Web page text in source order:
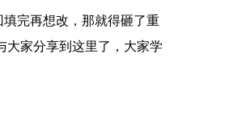
完再想改，那就得砸了重
大家分享到这里了，大家学